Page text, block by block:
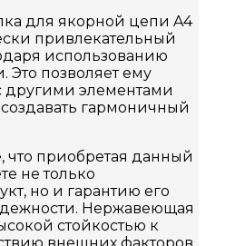
для якорной цепи A4
привлекательный
использованию
позволяет ему
другими элементами
гармоничный
что приобретая данный
не только
но и гарантию его
Нержавеющая
стойкостью к